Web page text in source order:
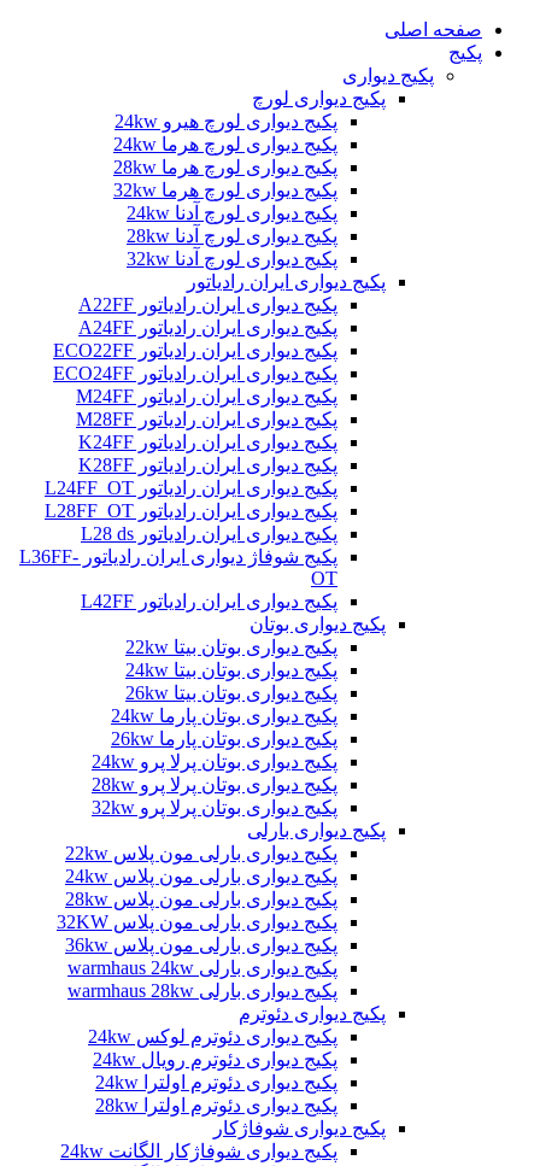
صفحه اصلی
پکیج
پکیج دیواری
پکیج دیواری لورچ
پکیج دیواری لورچ هیرو 24kw
پکیج دیواری لورچ هرما 24kw
پکیج دیواری لورچ هرما 28kw
پکیج دیواری لورچ هرما 32kw
پکیج دیواری لورچ آدنا 24kw
پکیج دیواری لورچ آدنا 28kw
پکیج دیواری لورچ آدنا 32kw
پکیج دیواری ایران رادیاتور
پکیج دیواری ایران رادیاتور A22FF
پکیج دیواری ایران رادیاتور A24FF
پکیج دیواری ایران رادیاتور ECO22FF
پکیج دیواری ایران رادیاتور ECO24FF
پکیج دیواری ایران رادیاتور M24FF
پکیج دیواری ایران رادیاتور M28FF
پکیج دیواری ایران رادیاتور K24FF
پکیج دیواری ایران رادیاتور K28FF
پکیج دیواری ایران رادیاتور L24FF_OT
پکیج دیواری ایران رادیاتور L28FF_OT
پکیج دیواری ایران رادیاتور L28 ds
پکیج شوفاژ دیواری ایران رادیاتور L36FF-
OT
پکیج دیواری ایران رادیاتور L42FF
پکیج دیواری بوتان
پکیج دیواری بوتان بیتا 22kw
پکیج دیواری بوتان بیتا 24kw
پکیج دیواری بوتان بیتا 26kw
پکیج دیواری بوتان پارما 24kw
پکیج دیواری بوتان پارما 26kw
پکیج دیواری بوتان پرلا پرو 24kw
پکیج دیواری بوتان پرلا پرو 28kw
پکیج دیواری بوتان پرلا پرو 32kw
پکیج دیواری بارلی
پکیج دیواری بارلی مون پلاس 22kw
پکیج دیواری بارلی مون پلاس 24kw
پکیج دیواری بارلی مون پلاس 28kw
پکیج دیواری بارلی مون پلاس 32KW
پکیج دیواری بارلی مون پلاس 36kw
پکیج دیواری بارلی warmhaus 24kw
پکیج دیواری بارلی warmhaus 28kw
پکیج دیواری دئوترم
پکیج دیواری دئوترم لوکس 24kw
پکیج دیواری دئوترم رویال 24kw
پکیج دیواری دئوترم اولترا 24kw
پکیج دیواری دئوترم اولترا 28kw
پکیج دیواری شوفاژکار
پکیج دیواری شوفاژکار الگانت 24kw